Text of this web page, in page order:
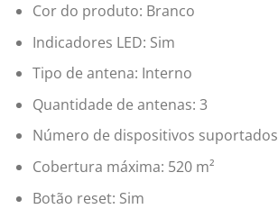
Cor do produto: Branco
Indicadores LED: Sim
Tipo de antena: Interno
Quantidade de antenas: 3
Número de dispositivos
Cobertura máxima: 520 m²
Botão reset: Sim